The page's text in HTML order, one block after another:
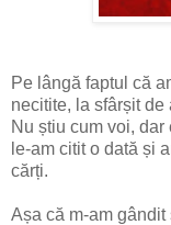
Pe lângă faptul că
necitite, la sfârșit
Nu știu cum voi,
le-am citit o dată și
cărți.
Așa că m-am gândit